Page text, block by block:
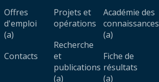
Offres
d'emploi
(a)
Contacts
Projets et
opérations
Recherche
et
publications
(a)
Académie des
connaissances
(a)
Fiche de
résultats
(a)